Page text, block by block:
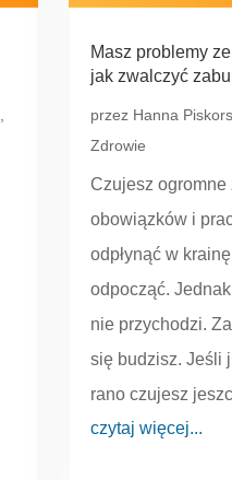
Masz problemy
jak zwalczyć
przez Hanna
Zdrowie
Czujesz ogromne
obowiązków i
odpłynąć w
odpocząć.
nie przychodzi.
się budzisz. Jeśli
rano czujesz
czytaj więcej...